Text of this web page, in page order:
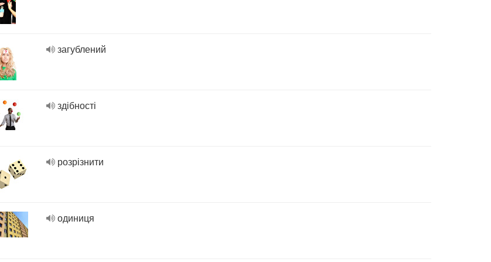
загублений
здібності
розрізнити
одиниця